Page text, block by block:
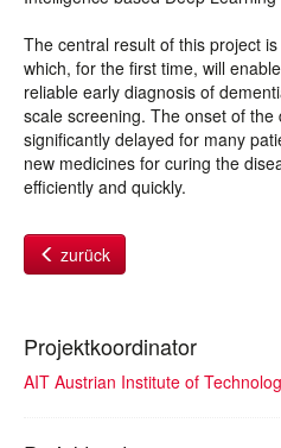
The central result of this project
which, for the first time, will
reliable early diagnosis of
scale screening. The onset of
significantly delayed for many
new medicines for curing the
efficiently and quickly.
zurück
Projektkoordinator
AIT Austrian Institute of